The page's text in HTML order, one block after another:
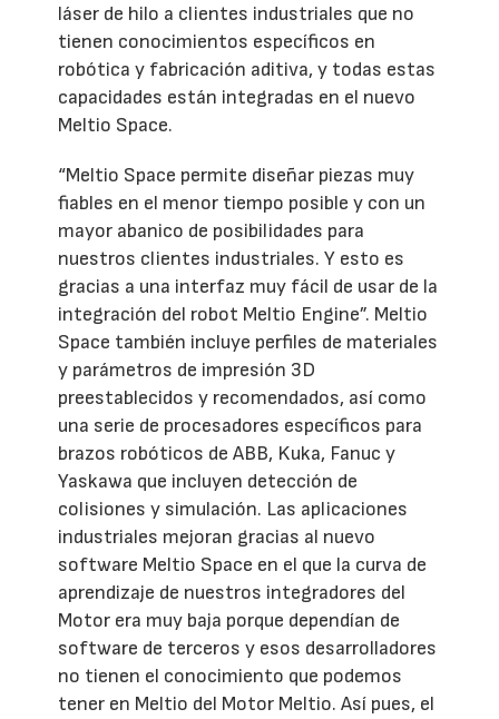
láser de hilo a clientes industriales que no
tienen conocimientos específicos en
robótica y fabricación aditiva, y todas estas
capacidades están integradas en el nuevo
Meltio Space.
“Meltio Space permite diseñar piezas muy
fiables en el menor tiempo posible y con un
mayor abanico de posibilidades para
nuestros clientes industriales. Y esto es
gracias a una interfaz muy fácil de usar de la
integración del robot Meltio Engine”. Meltio
Space también incluye perfiles de materiales
y parámetros de impresión 3D
preestablecidos y recomendados, así como
una serie de procesadores específicos para
brazos robóticos de ABB, Kuka, Fanuc y
Yaskawa que incluyen detección de
colisiones y simulación. Las aplicaciones
industriales mejoran gracias al nuevo
software Meltio Space en el que la curva de
aprendizaje de nuestros integradores del
Motor era muy baja porque dependían de
software de terceros y esos desarrolladores
no tienen el conocimiento que podemos
tener en Meltio del Motor Meltio. Así pues, el